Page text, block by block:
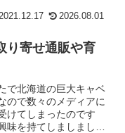
2026.08.01
り寄せ通販や育
で北海道の巨大キャベ
ので数々のメディアに
けてしまったのです
味を持てしましまし